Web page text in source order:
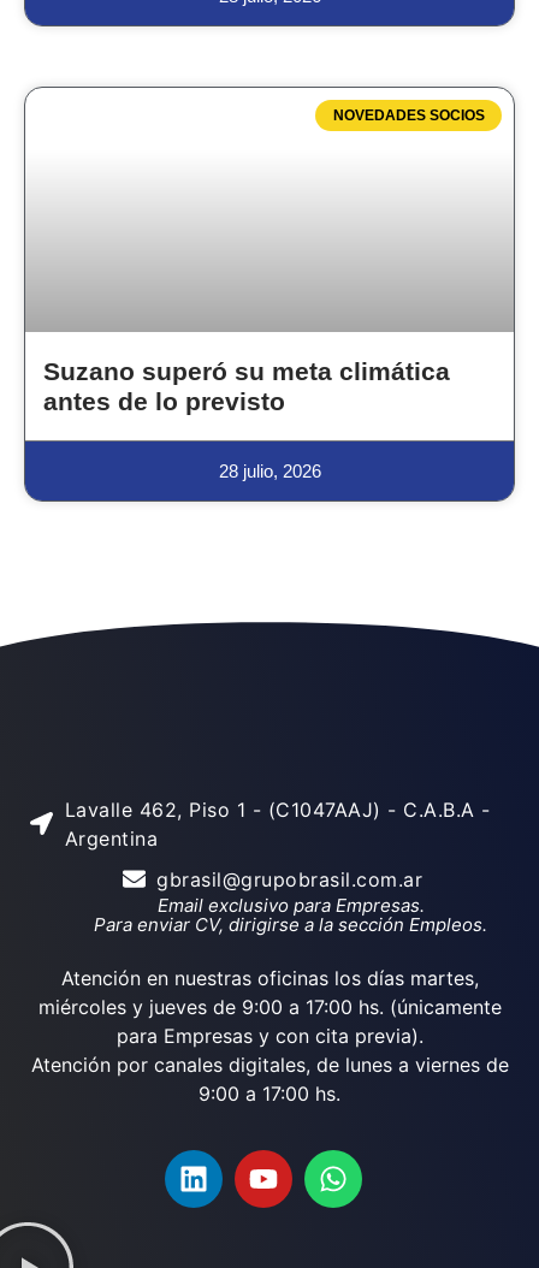
NOVEDADES SOCIOS
Suzano superó su meta climática
antes de lo previsto
28 julio, 2026
Lavalle 462, Piso 1 - (C1047AAJ) - C.A.B.A -
Argentina
gbrasil@grupobrasil.com.ar
Email exclusivo para Empresas.
Para enviar CV, dirigirse a la sección Empleos.
Atención en nuestras oficinas los días martes,
miércoles y jueves de 9:00 a 17:00 hs. (únicamente
para Empresas y con cita previa).
Atención por canales digitales, de lunes a viernes de
9:00 a 17:00 hs.